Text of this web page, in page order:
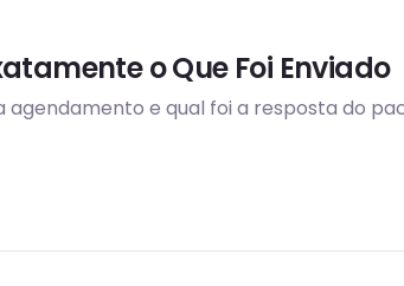
o Que Foi Enviado
agendamento e qual foi a resposta do